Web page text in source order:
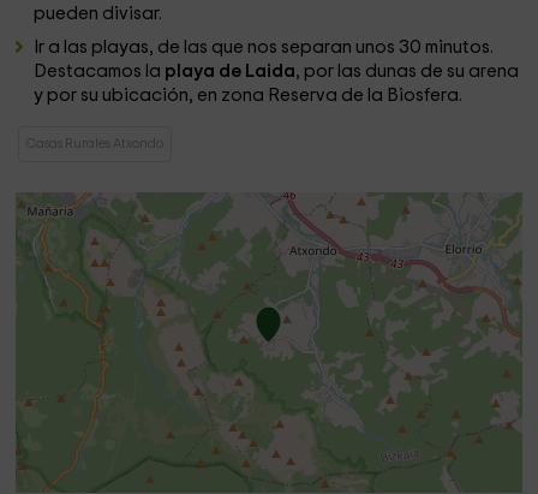
pueden divisar.
Ir a las playas, de las que nos separan unos 30 minutos.
Destacamos la playa de Laida, por las dunas de su arena
y por su ubicación, en zona Reserva de la Biosfera.
Casas Rurales Atxondo